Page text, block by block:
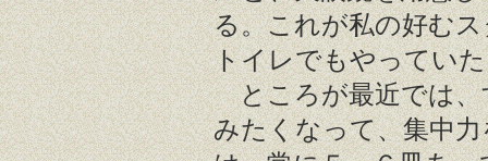
る。これが私の好む
トイレでもやってい
ところが最近では、
みたくなって、集中